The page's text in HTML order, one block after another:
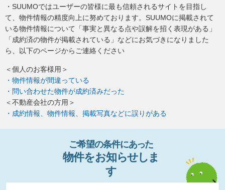
・SUUMOではユーザーの皆様に最も信頼されるサイトを目指し
て、物件情報の精度向上に努めております。SUUMOに掲載されて
いる物件情報について「事実と異なる点や誤解を招く表現がある」
「成約済の物件が掲載されている」などにお気づきになりました
ら、以下のページからご連絡ください
＜個人のお客様用＞
・物件情報が間違っている
・問い合わせた物件が成約済みだった
＜不動産会社の方用＞
・成約情報、物件情報、掲載写真などに誤りがある
ご希望の条件にあった
物件をお知らせし ま
す